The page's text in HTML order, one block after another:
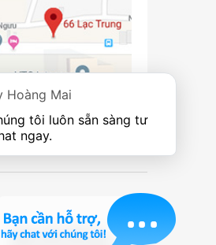
Hoàng Mai
tôi luôn sẵn sàng tư
ngay.